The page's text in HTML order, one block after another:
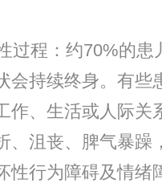
程：约70%的患
会持续终身。有些
作、生活或人际关
、沮丧、脾气暴躁
性行为障碍及情绪